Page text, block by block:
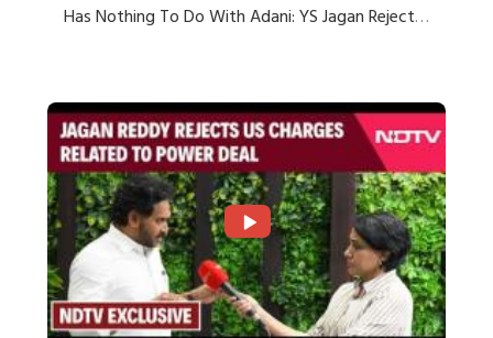
Has Nothing To Do With Adani: YS Jagan Rejects